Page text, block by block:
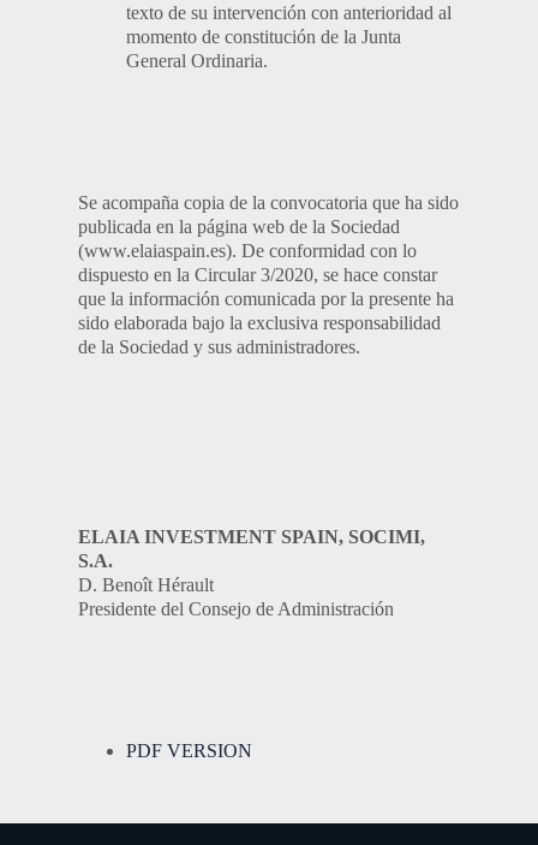
texto de su intervención con anterioridad al
momento de constitución de la Junta
General Ordinaria.
Se acompaña copia de la convocatoria que ha sido
publicada en la página web de la Sociedad
(www.elaiaspain.es). De conformidad con lo
dispuesto en la Circular 3/2020, se hace constar
que la información comunicada por la presente ha
sido elaborada bajo la exclusiva responsabilidad
de la Sociedad y sus administradores.
ELAIA INVESTMENT SPAIN, SOCIMI,
S.A.
D. Benoît Hérault
Presidente del Consejo de Administración
PDF VERSION